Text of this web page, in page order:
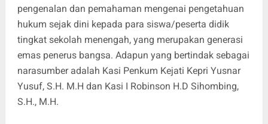
pengenalan dan pemahaman mengenai pengetahuan
hukum sejak dini kepada para siswa/peserta didik
tingkat sekolah menengah, yang merupakan generasi
emas penerus bangsa. Adapun yang bertindak sebagai
narasumber adalah Kasi Penkum Kejati Kepri Yusnar
Yusuf, S.H. M.H dan Kasi I Robinson H.D Sihombing,
S.H., M.H.